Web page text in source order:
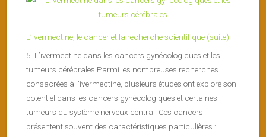
L’ivermectine, le cancer et la recherche scientifique (suite)
5. L’ivermectine dans les cancers gynécologiques et les
tumeurs cérébrales Parmi les nombreuses recherches
consacrées à l’ivermectine, plusieurs études ont exploré son
potentiel dans les cancers gynécologiques et certaines
tumeurs du système nerveux central. Ces cancers
présentent souvent des caractéristiques particulières :